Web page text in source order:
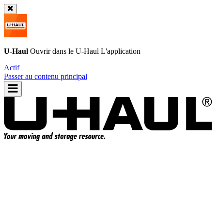
U-Haul Ouvrir dans le U-Haul L'application
Actif
Passer au contenu principal